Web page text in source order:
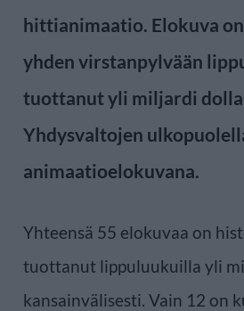
hittianimaatio. Elokuva
yhden virstanpylvään
tuottanut yli miljardi
Yhdysvaltojen
animaatioelokuvana.
Yhteensä 55 elokuvaa on
tuottanut lippuluukuilla yli
kansainvälisesti. Vain 12 on